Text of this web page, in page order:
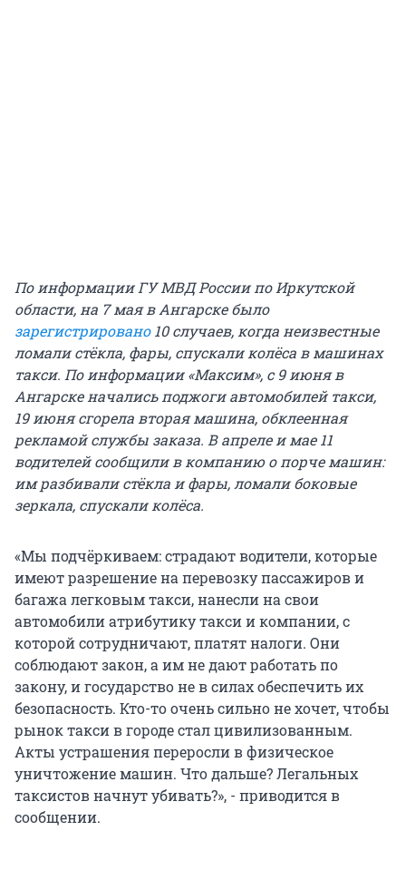
По информации ГУ МВД России по Иркутской
области, на 7 мая в Ангарске было
зарегистрировано10 случаев, когда неизвестные
ломали стёкла, фары, спускали колёса в машинах
такси. По информации «Максим», с 9 июня в
Ангарске начались поджоги автомобилей такси,
19 июня сгорела вторая машина, обклеенная
рекламой службы заказа. В апреле и мае 11
водителей сообщили в компанию о порче машин:
им разбивали стёкла и фары, ломали боковые
зеркала, спускали колёса.
«Мы подчёркиваем: страдают водители, которые
имеют разрешение на перевозку пассажиров и
багажа легковым такси, нанесли на свои
автомобили атрибутику такси и компании, с
которой сотрудничают, платят налоги. Они
соблюдают закон, а им не дают работать по
закону, и государство не в силах обеспечить их
безопасность. Кто-то очень сильно не хочет, чтобы
рынок такси в городе стал цивилизованным.
Акты устрашения переросли в физическое
уничтожение машин. Что дальше? Легальных
таксистов начнут убивать?», - приводится в
сообщении.